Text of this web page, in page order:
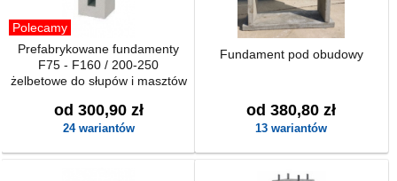
Polecamy
Prefabrykowane fundamenty
F75 - F160 / 200-250
żelbetowe do słupów i masztów
od 300,90 zł
24 wariantów
Fundament pod obudowy
od 380,80 zł
13 wariantów